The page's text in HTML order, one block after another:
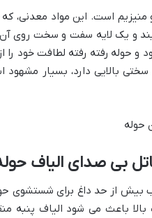
است. این مواد معدنی،
و یک لایه سفت و سخت روی آن
حوله رفته رفته لطافت خود را
بالایی دارد، بسیار مشهود
بی صدای الیاف
بیش از حد داغ برای شستشوی
بالا باعث می شود الیاف